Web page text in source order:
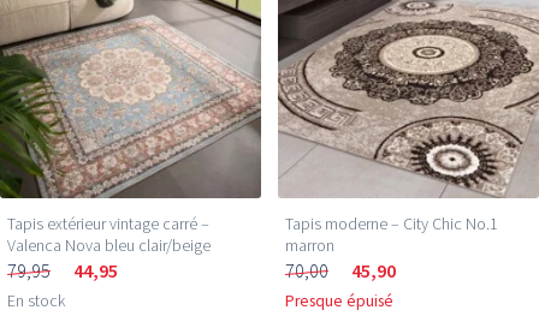
Tapis extérieur vintage carré –
Valenca Nova bleu clair/beige
79,95 44,95
En stock
Tapis moderne – City Chic No.1
marron
70,00 45,90
Presque épuisé